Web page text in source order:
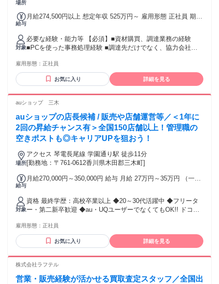
場所
給与
月給274,500円以上 想定年収 525万円～ 雇用形態 正社員 期間
本給￥274,500～を含む/月 ■賞与実績:年2回（前年度実績：
5.6ヶ月） 諸手当：通勤手当（会社規定に基づき支給）、残業
手当（残業時間に応じて別途支給） 試用期間 有 期間：3ヶ月
備考：変更無
対象
必要な経験・能力等 【必須】■資材購買、調達業務の経験
■PCを使った事務処理経験 ■調達先だけでなく、協力会社を
コミュニケーションスキルも重視します。 【尚可】◎海外サ
プライヤーからの調達経験のある方（英語での交渉） ◎溶接
構造物・機械加工品・自動車部品/油圧部品・電子部品等の知
調達する部品の機能やお客様から求められる品質・技術は日
には、最新の情報を逐次取り入れ、常に学習し、成長し続け
る姿勢が求められます。 学歴・資格 学歴：大学院 大学 語学
力： 資格：
雇用形態： 正社員
お気に入り 詳細を見る
auショップ 三木
auショップの店長候補 / 販売や店舗運営等／＜1年に
2回の昇給チャンス有＞全国150店舗以上！管理職の
空きポストも◎キャリアUPを狙おう！
場所
アクセス 琴電長尾線 学園通り駅 徒歩11分
[勤務地：〒761-0612香川県木田郡三木町]
給与
月給270,000円～350,000円 給与 月給 27万円～35万円 （一律
いたします。 ＜社歴や年齢関係なく昇給・昇進も！＞ 早期に
ステップアップも可能です。 あなたの頑張りは公正に評価し
ます。 交通費：交通費支給 ※交通費は月額10万円まで
対象
資格 最終学歴：高校卒業以上 ◆20～30代活躍中 ◆フリータ
ー・第二新卒歓迎 ◆au・UQユーザーでなくてもOK!! ドコ
利用されている方もOK！ ◆ハローワークで求職中の方も歓迎
※状況によりご自宅から通える範囲での店舗異動がありま
きる方 ・お客様に新しい喜びや感動を届けることにやりがい
事を進められる方 ・誠実に責任を持って業務に取り組める方
雇用形態： 正社員
お気に入り 詳細を見る
株式会社ラフテル
営業・販売経験が活かせる買取査定スタッフ／全国出